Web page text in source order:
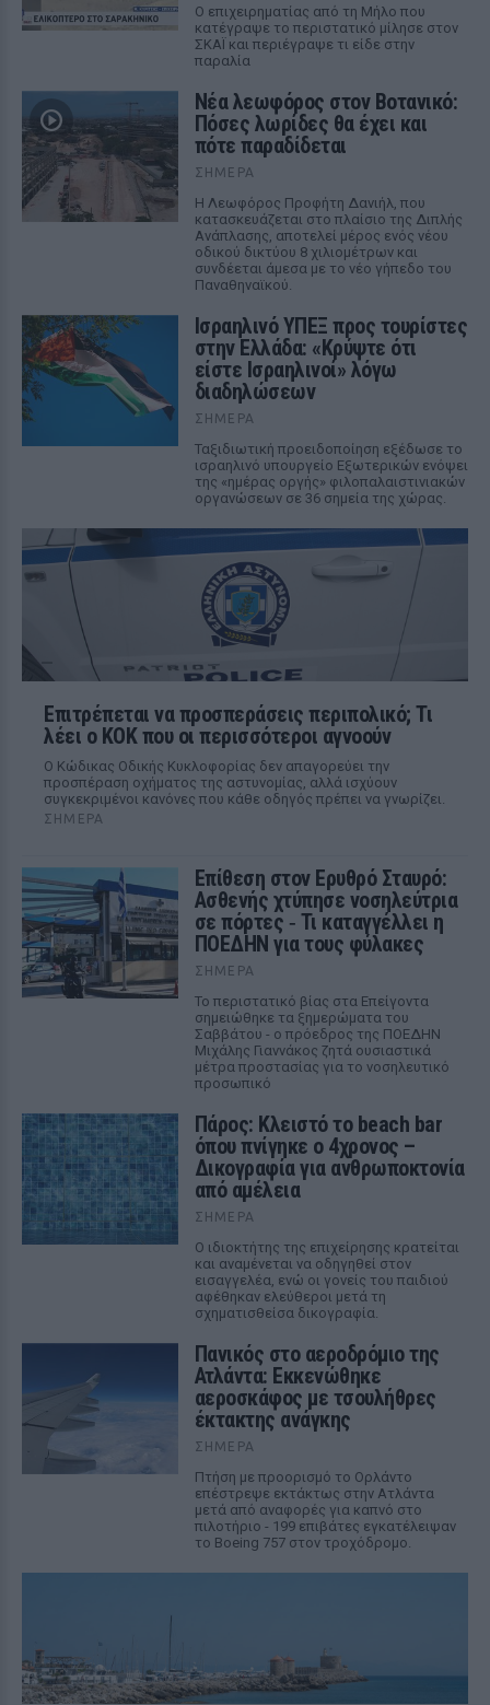
Ο επιχειρηματίας από τη Μήλο που
κατέγραψε το περιστατικό μίλησε στον
ΣΚΑΪ και περιέγραψε τι είδε στην
παραλία
Νέα λεωφόρος στον Βοτανικό:
Πόσες λωρίδες θα έχει και
πότε παραδίδεται
ΣΉΜΕΡΑ
Η Λεωφόρος Προφήτη Δανιήλ, που
κατασκευάζεται στο πλαίσιο της Διπλής
Ανάπλασης, αποτελεί μέρος ενός νέου
οδικού δικτύου 8 χιλιομέτρων και
συνδέεται άμεσα με το νέο γήπεδο του
Παναθηναϊκού.
Ισραηλινό ΥΠΕΞ προς τουρίστες
στην Ελλάδα: «Κρύψτε ότι
είστε Ισραηλινοί» λόγω
διαδηλώσεων
ΣΉΜΕΡΑ
Ταξιδιωτική προειδοποίηση εξέδωσε το
ισραηλινό υπουργείο Εξωτερικών ενόψει
της «ημέρας οργής» φιλοπαλαιστινιακών
οργανώσεων σε 36 σημεία της χώρας.
Επιτρέπεται να προσπεράσεις περιπολικό; Τι
λέει ο ΚΟΚ που οι περισσότεροι αγνοούν
Ο Κώδικας Οδικής Κυκλοφορίας δεν απαγορεύει την
προσπέραση οχήματος της αστυνομίας, αλλά ισχύουν
συγκεκριμένοι κανόνες που κάθε οδηγός πρέπει να γνωρίζει.
ΣΉΜΕΡΑ
Επίθεση στον Ερυθρό Σταυρό:
Ασθενής χτύπησε νοσηλεύτρια
σε πόρτες ‑ Τι καταγγέλλει η
ΠΟΕΔΗΝ για τους φύλακες
ΣΉΜΕΡΑ
Το περιστατικό βίας στα Επείγοντα
σημειώθηκε τα ξημερώματα του
Σαββάτου - ο πρόεδρος της ΠΟΕΔΗΝ
Μιχάλης Γιαννάκος ζητά ουσιαστικά
μέτρα προστασίας για το νοσηλευτικό
προσωπικό
Πάρος: Κλειστό το beach bar
όπου πνίγηκε ο 4χρονος –
Δικογραφία για ανθρωποκτονία
από αμέλεια
ΣΉΜΕΡΑ
Ο ιδιοκτήτης της επιχείρησης κρατείται
και αναμένεται να οδηγηθεί στον
εισαγγελέα, ενώ οι γονείς του παιδιού
αφέθηκαν ελεύθεροι μετά τη
σχηματισθείσα δικογραφία.
Πανικός στο αεροδρόμιο της
Ατλάντα: Εκκενώθηκε
αεροσκάφος με τσουλήθρες
έκτακτης ανάγκης
ΣΉΜΕΡΑ
Πτήση με προορισμό το Ορλάντο
επέστρεψε εκτάκτως στην Ατλάντα
μετά από αναφορές για καπνό στο
πιλοτήριο - 199 επιβάτες εγκατέλειψαν
το Boeing 757 στον τροχόδρομο.